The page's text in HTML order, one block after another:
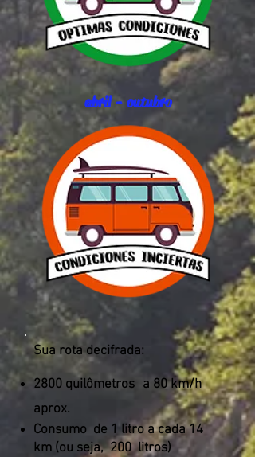
abril - outubro
Sua rota decifrada:
2800 quilômetros a 80 km/h
aprox.
Consumo de 1 litro a cada 14
km (ou seja, 200 litros)